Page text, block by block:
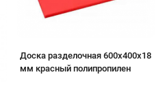
Доска разделочная 600х400х18
мм красный полипропилен